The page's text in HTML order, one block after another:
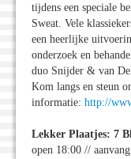
tijdens een speciale
Sweat. Vele
een heerlijke
onderzoek en
duo Snijder & van
Kom langs en steun
informatie: http://
Lekker Plaatjes: 7
open 18:00 //